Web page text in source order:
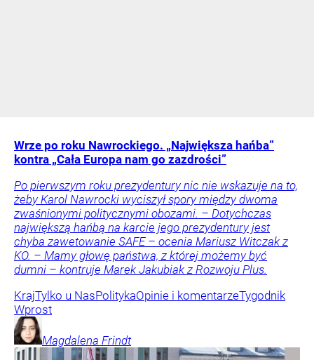
Wrze po roku Nawrockiego. „Największa hańba”
kontra „Cała Europa nam go zazdrości”
Po pierwszym roku prezydentury nic nie wskazuje na to,
żeby Karol Nawrocki wyciszył spory między dwoma
zwaśnionymi politycznymi obozami. – Dotychczas
największą hańbą na karcie jego prezydentury jest
chyba zawetowanie SAFE – ocenia Mariusz Witczak z
KO. – Mamy głowę państwa, z której możemy być
dumni – kontruje Marek Jakubiak z Rozwoju Plus.
KrajTylko u NasPolitykaOpinie i komentarzeTygodnik
Wprost
Magdalena Frindt